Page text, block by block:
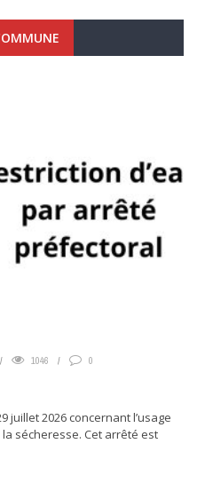
1046 0
juillet 2026 concernant l’usage
sécheresse. Cet arrêté est